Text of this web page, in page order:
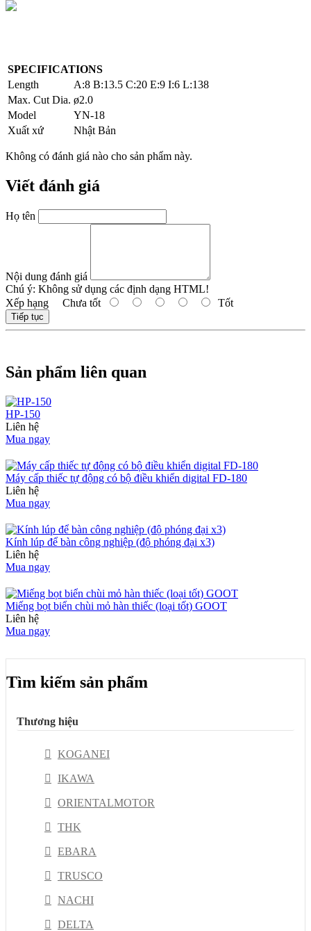
SPECIFICATIONS
Length
A:8 B:13.5 C:20 E:9 I:6 L:138
Max. Cut Dia. ø2.0
Model
YN-18
Xuất xứ
Nhật Bản
Không có đánh giá nào cho sản phẩm này.
Viết đánh giá
Họ tên
Nội dung đánh giá
Chú ý: Không sử dụng các định dạng HTML!
Xếp hạng Chưa tốt Tốt
Tiếp tục
Sản phẩm liên quan
HP-150
Liên hệ
Mua ngay
Máy cấp thiếc tự động có bộ điều khiển digital FD-180
Liên hệ
Mua ngay
Kính lúp để bàn công nghiệp (độ phóng đại x3)
Liên hệ
Mua ngay
Miếng bọt biển chùi mỏ hàn thiếc (loại tốt) GOOT
Liên hệ
Mua ngay
Tìm kiếm sản phẩm
Thương hiệu
KOGANEI
IKAWA
ORIENTALMOTOR
THK
EBARA
TRUSCO
NACHI
DELTA